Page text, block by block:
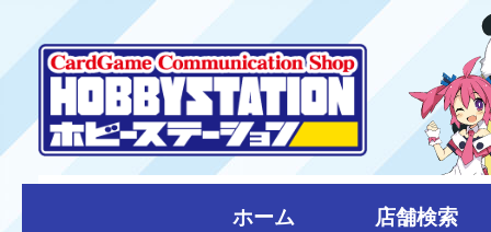
ホーム 店舗検索